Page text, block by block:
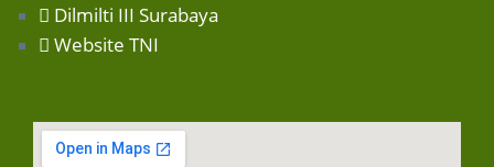
Dilmilti III Surabaya
Website TNI